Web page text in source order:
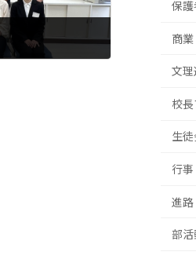
保護
商
文理
校長
生徒
行事
進路
部活